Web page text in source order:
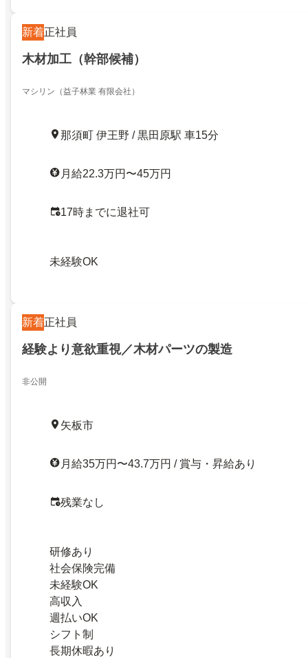
新着正社員
木材加工（幹部候補）
マシリン（益子林業 有限会社）
那須町 伊王野 / 黒田原駅 車15分
月給22.3万円〜45万円
17時までに退社可
未経験OK
新着正社員
経験より意欲重視／木材パーツの製造
非公開
矢板市
月給35万円〜43.7万円 / 賞与・昇給あり
残業なし
研修あり
社会保険完備
未経験OK
高収入
週払いOK
シフト制
長期休暇あり